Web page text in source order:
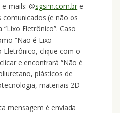
mails: @sgsim.com.br e
comunicados (e não os
Eletrônico”. Caso
“Não é Lixo
Eletrônico, clique com o
e encontrará “Não é
plásticos de
materiais 2D
mensagem é enviada